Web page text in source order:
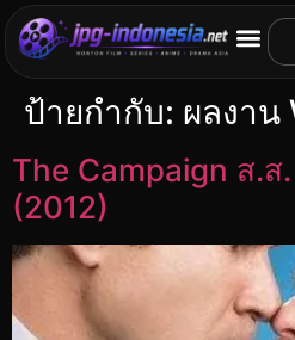
ป้ายกำกับ: ผลงาน
The Campaign ส.ส
(2012)